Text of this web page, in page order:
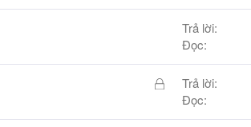
Trả lời
Đọc
Đ
k
Trả lời
Đọc